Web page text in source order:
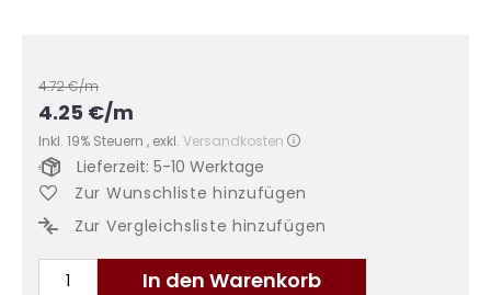
4.72€/m
4.25 €/m
Inkl. 19% Steuern , exkl. Versandkosten
In den Warenkorb
Lieferzeit: 5-10 Werktage
Zur Wunschliste hinzufügen
Zur Vergleichsliste hinzufügen